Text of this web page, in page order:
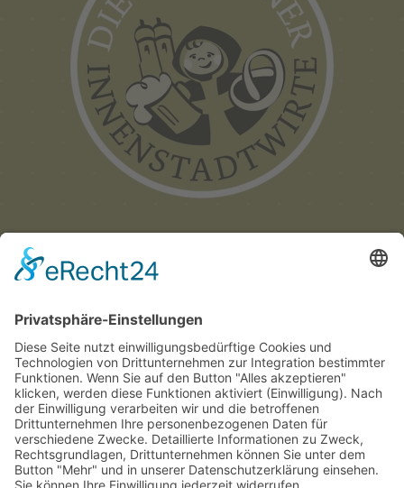
Münchner
Innenstadtwirte e.V.
C/O CITYPARTNER MÜNCHEN
HERZOG-WILHELM-STRASSE 15
D-80331 MÜNCHEN
TEL. +49 (0) 89 122 280 780